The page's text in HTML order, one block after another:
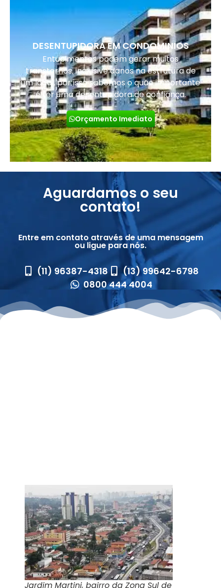
DESENTUPIDORA EM CONDOMINIOS
Entupimentos podem gerar muitos
transtornos, inclusive danos na estrutura de
um local, por isso sabemos o quão importante
é ter uma desentupidora de confiança.
Orçamento Imediato
Aguardamos o seu
contato!
Entre em contato através de uma mensagem
ou ligue para nós.
(11) 96387-4318
(13) 99642-6798
0800 444 4004
Jardim Martini, bairro da Zona Sul de